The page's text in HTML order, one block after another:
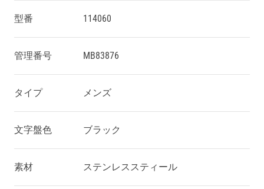
型番 114060
管理番号 MB83876
タイプ メンズ
文字盤色 ブラック
素材 ステンレススティール